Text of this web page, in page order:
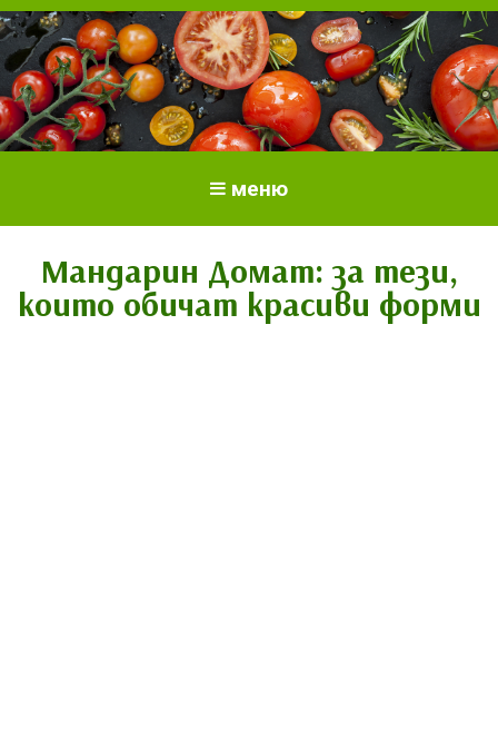
Отглеждане на домати.
Сортове и разсад.
меню
Мандарин Домат: за тези,
които обичат красиви форми